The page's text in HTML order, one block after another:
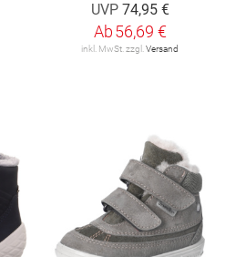
UVP 74,95 €
Ab56,69 €
inkl. MwSt. zzgl.Versand